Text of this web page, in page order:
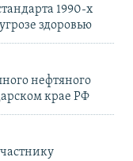
1990-х
здоровью
нефтяного
крае РФ